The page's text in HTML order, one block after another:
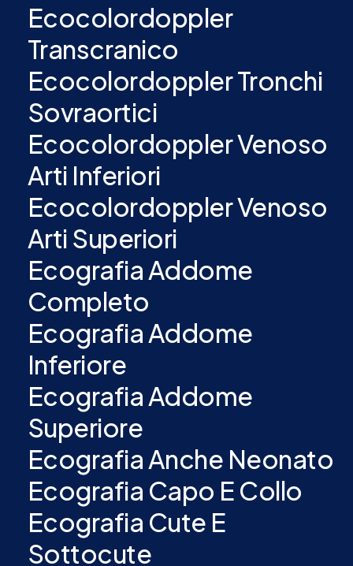
Ecocolordoppler
Transcranico
Ecocolordoppler Tronchi
Sovraortici
Ecocolordoppler Venoso
Arti Inferiori
Ecocolordoppler Venoso
Arti Superiori
Ecografia Addome
Completo
Ecografia Addome
Inferiore
Ecografia Addome
Superiore
Ecografia Anche Neonato
Ecografia Capo E Collo
Ecografia Cute E
Sottocute